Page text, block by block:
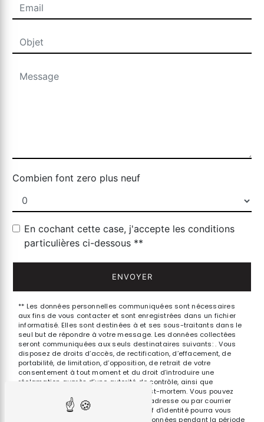
Combien font zero plus neuf
En cochant cette case, j'accepte les conditions
particulières ci-dessous **
ENVOYER
** Les données personnelles communiquées sont nécessaires
aux fins de vous contacter et sont enregistrées dans un fichier
informatisé. Elles sont destinées à et ses sous-traitants dans le
seul but de répondre à votre message. Les données collectées
seront communiquées aux seuls destinataires suivants: . Vous
disposez de droits d’accès, de rectification, d’effacement, de
portabilité, de limitation, d’opposition, de retrait de votre
consentement à tout moment et du droit d’introduire une
réclamation auprès d’une autorité de contrôle, ainsi que
d’organiser le sort de vos données post-mortem. Vous pouvez
exercer ces droits par voie postale à l'adresse ou par courrier
électronique à l'adresse . Un justificatif d'identité pourra vous
être demandé. Nous conservons vos données pendant la période